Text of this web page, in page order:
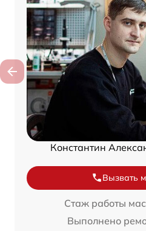
Константин
Вызвать
Стаж работы
Выполнено